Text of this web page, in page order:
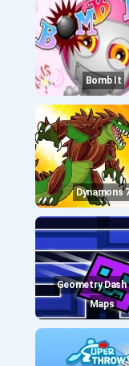
Bomb It
Dynamons
Geometry Dash Maze
Maps